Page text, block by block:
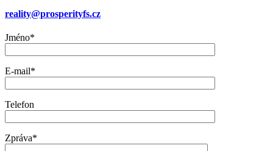
reality@prosperityfs.cz
Jméno*
E-mail*
Telefon
Zpráva*